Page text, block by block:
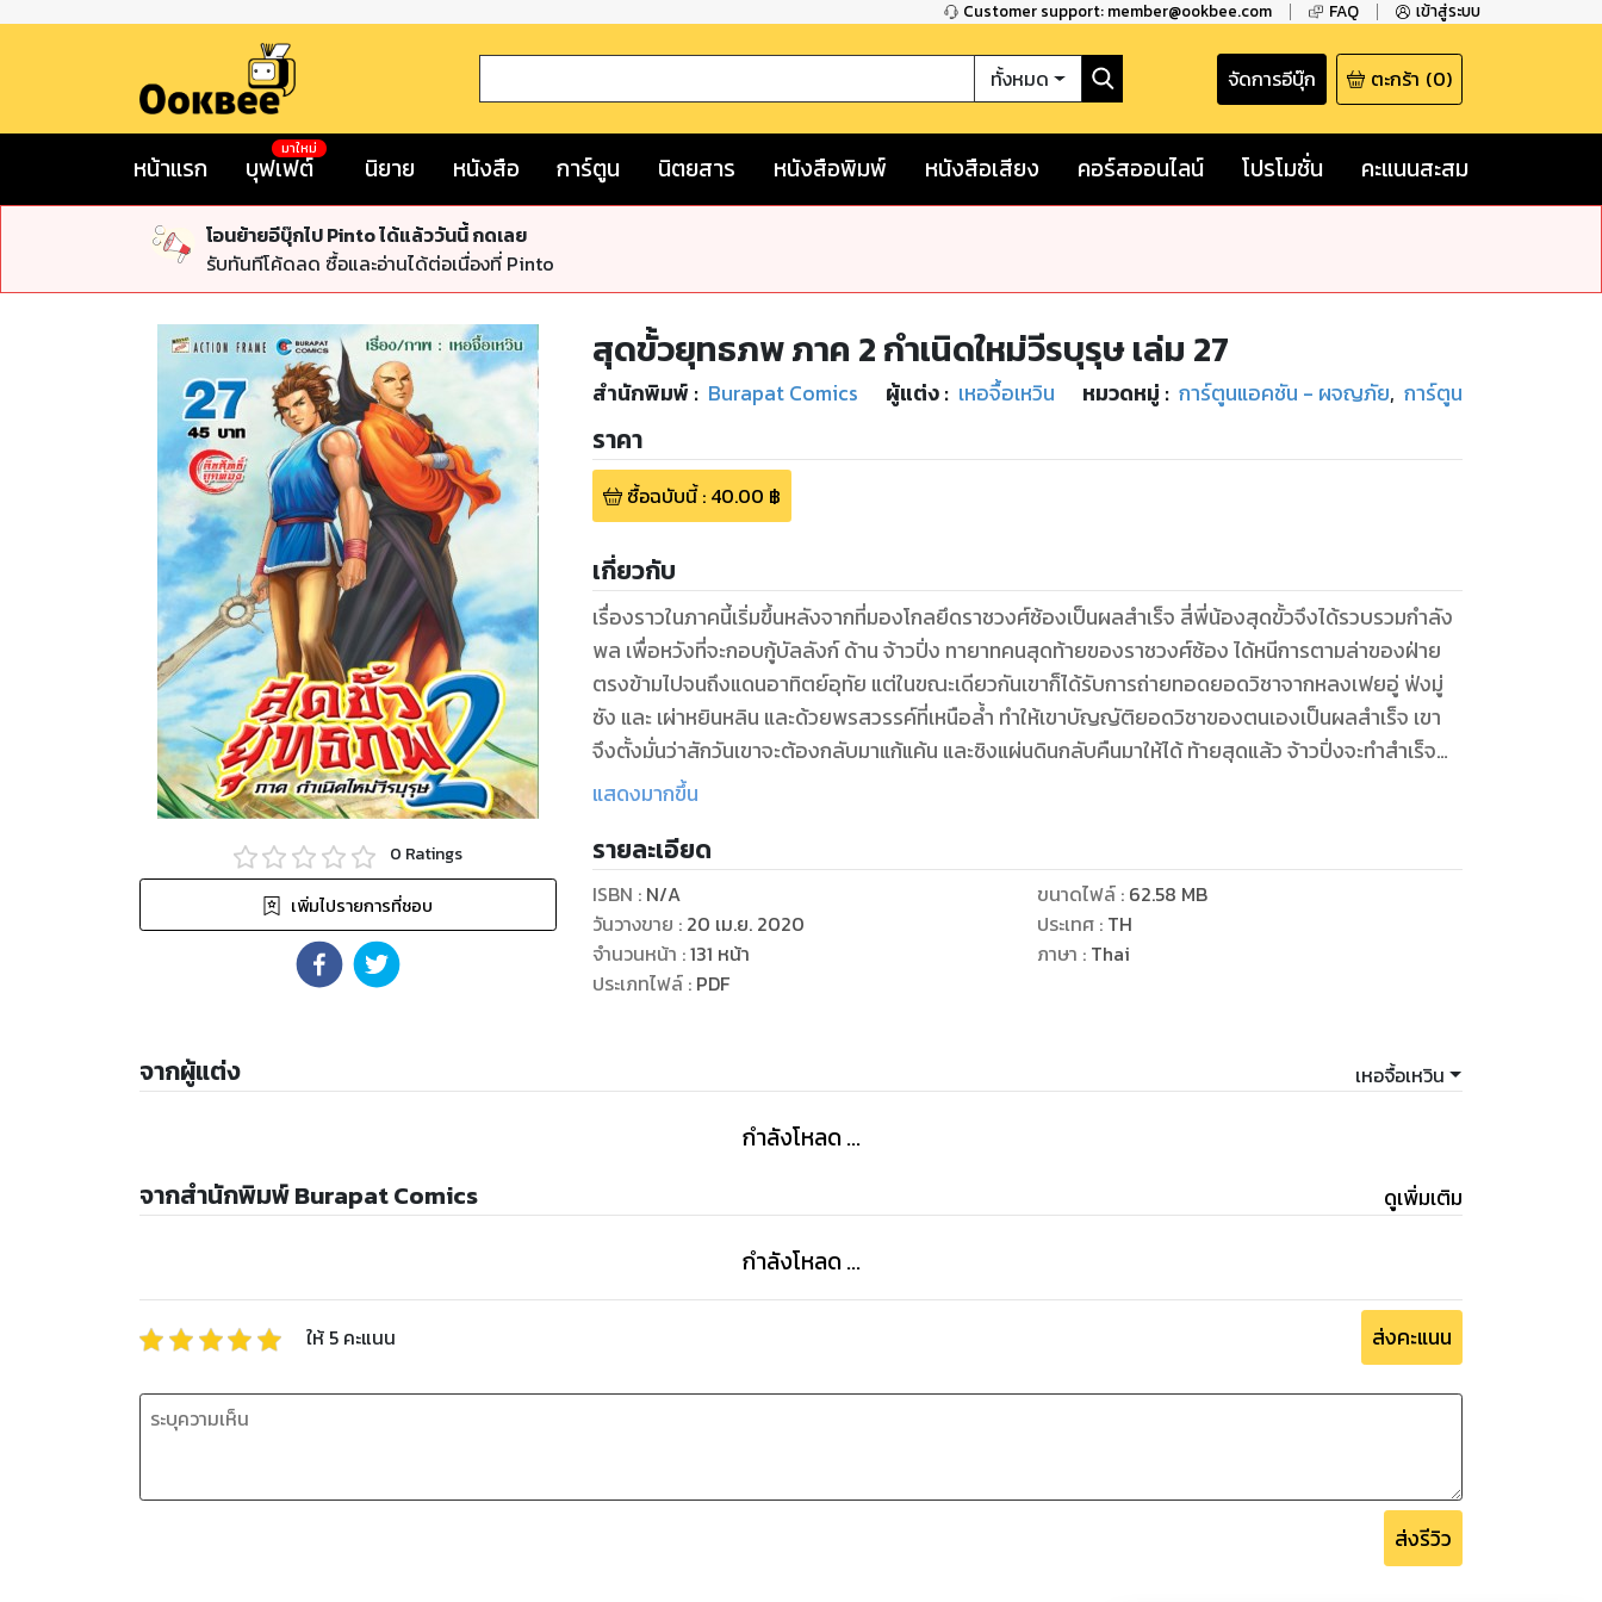
Customer support: member@ookbee.com FAQ เข้าสู่ระบบ
ทั้งหมด จัดการอีบุ๊ก ตะกร้า (0)
หน้าแรก บุฟเฟต์
มาใหม่
นิยาย หนังสือ การ์ตูน นิตยสาร หนังสือพิมพ์ หนังสือเสียง คอร์สออนไลน์ โปรโมชั่น คะแนนสะสม
โอนย้ายอีบุ๊กไป Pinto ได้แล้ววันนี้ กดเลย
รับทันทีโค้ดลด ซื้อและอ่านได้ต่อเนื่องที่ Pinto
0 Ratings
เพิ่มไปรายการที่ชอบ
สุดขั้วยุทธภพ ภาค 2 กำเนิดใหม่วีรบุรุษ เล่ม 27
สำนักพิมพ์ : Burapat Comics ผู้แต่ง : เหอจื้อเหวิน หมวดหมู่ : การ์ตูนแอคชัน - ผจญภัย, การ์ตูน
ราคา
ซื้อฉบับนี้: 40.00 ฿
เกี่ยวกับ
เรื่องราวในภาคนี้เริ่มขึ้นหลังจากที่มองโกลยึดราชวงศ์ซ้องเป็นผลสำเร็จ สี่พี่น้องสุดขั้วจึงได้รวบรวมกำลัง
พล เพื่อหวังที่จะกอบกู้บัลลังก์ ด้าน จ้าวปิ่ง ทายาทคนสุดท้ายของราชวงศ์ซ้อง ได้หนีการตามล่าของฝ่าย
ตรงข้ามไปจนถึงแดนอาทิตย์อุทัย แต่ในขณะเดียวกันเขาก็ได้รับการถ่ายทอดยอดวิชาจากหลงเฟยอู่ ฟ่งมู่
ซัง และ เผ่าหยินหลิน และด้วยพรสวรรค์ที่เหนือล้ำ ทำให้เขาบัญญัติยอดวิชาของตนเองเป็นผลสำเร็จ เขา
จึงตั้งมั่นว่าสักวันเขาจะต้องกลับมาแก้แค้น และชิงแผ่นดินกลับคืนมาให้ได้ ท้ายสุดแล้ว จ้าวปิ่งจะทำสำเร็จ
หรือไม่? และเขาจะเก่งกาจได้ถึงขั้นไหน ร่วมลุ้นไปกับสุดขั้วยุทธภพ 2 ภาค กำเนิดใหม่วีรบุรุษ
แสดงมากขึ้น
รายละเอียด
ISBN : N/A
วันวางขาย : 20 เม.ย. 2020
จำนวนหน้า :131 หน้า
ประเภทไฟล์: PDF
ขนาดไฟล์: 62.58 MB
ประเทศ : TH
ภาษา : Thai
จากผู้แต่ง เหอจื้อเหวิน
กำลังโหลด ...
จากสำนักพิมพ์ Burapat Comics ดูเพิ่มเติม
กำลังโหลด ...
ให้ 5 คะแนน ส่งคะแนน
ส่งรีวิว